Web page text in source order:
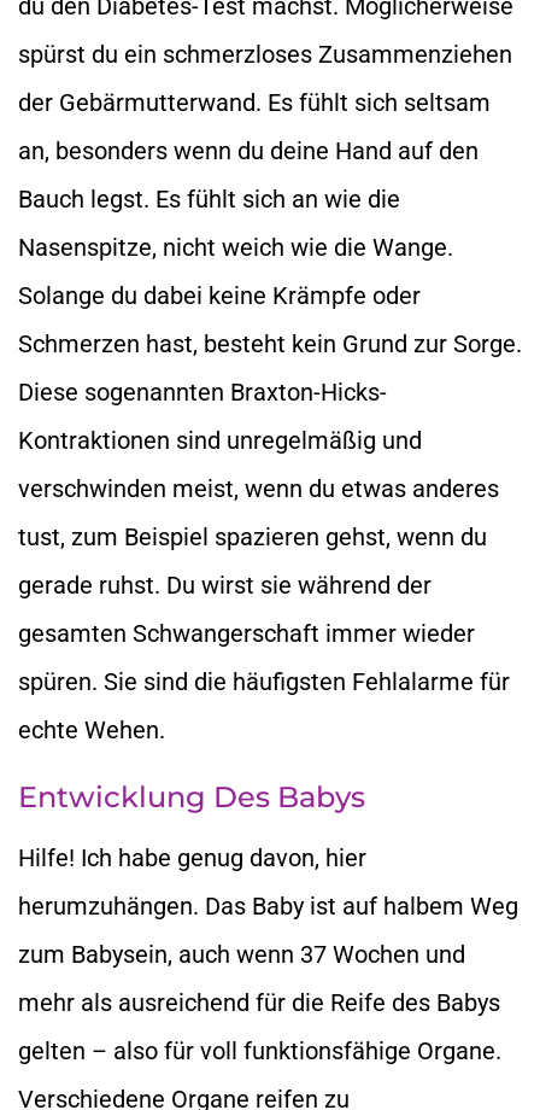
du den Diabetes-Test machst. Möglicherweise
spürst du ein schmerzloses Zusammenziehen
der Gebärmutterwand. Es fühlt sich seltsam
an, besonders wenn du deine Hand auf den
Bauch legst. Es fühlt sich an wie die
Nasenspitze, nicht weich wie die Wange.
Solange du dabei keine Krämpfe oder
Schmerzen hast, besteht kein Grund zur Sorge.
Diese sogenannten Braxton-Hicks-
Kontraktionen sind unregelmäßig und
verschwinden meist, wenn du etwas anderes
tust, zum Beispiel spazieren gehst, wenn du
gerade ruhst. Du wirst sie während der
gesamten Schwangerschaft immer wieder
spüren. Sie sind die häufigsten Fehlalarme für
echte Wehen.
Entwicklung Des Babys
Hilfe! Ich habe genug davon, hier
herumzuhängen. Das Baby ist auf halbem Weg
zum Babysein, auch wenn 37 Wochen und
mehr als ausreichend für die Reife des Babys
gelten – also für voll funktionsfähige Organe.
Verschiedene Organe reifen zu